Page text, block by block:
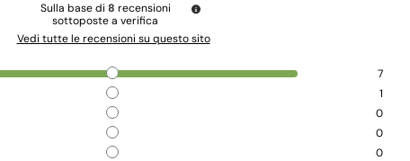
Sulla base di 8 recensioni
sottoposte a verifica
Vedi tutte le recensioni su questo sito
7
1
0
0
0